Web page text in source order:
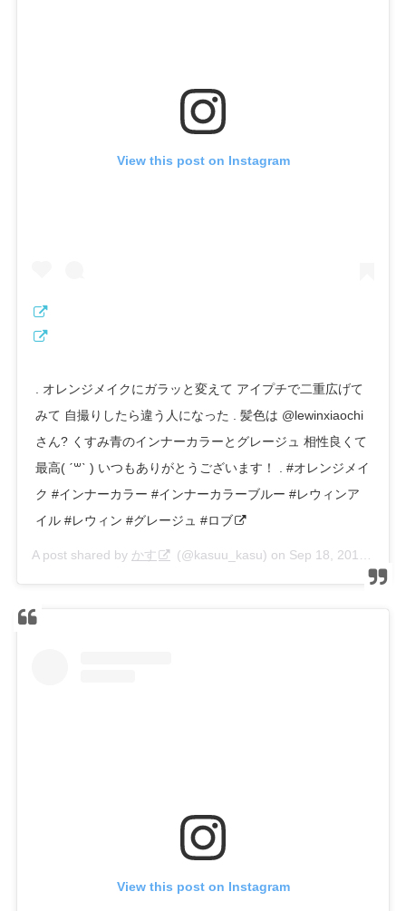
View this post on Instagram
. オレンジメイクにガラッと変えて アイプチで二重広げて
みて 自撮りしたら違う人になった . 髪色は @lewinxiaochi
さん? くすみ青のインナーカラーとグレージュ 相性良くて
最高( ˊ꒳ˋ ) いつもありがとうございます！ . #オレンジメイ
ク #インナーカラー #インナーカラーブルー #レウィンア
イル #レウィン #グレージュ #ロブ
A post shared by かす (@kasuu_kasu) on Sep 18, 2019 at 11:42pm PDT
View this post on Instagram